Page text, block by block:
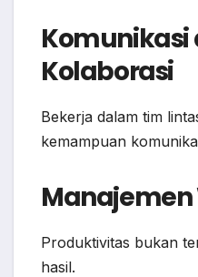
Komunikasi
Kolaborasi
Bekerja dalam tim
kemampuan
Produktivitas bukan
hasil.